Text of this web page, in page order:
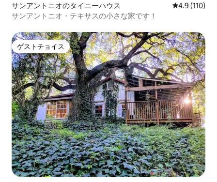
サンアントニオのタイニーハウス レビュー110
4.9 (110)
サンアントニオ・テキサスの小さな家です！
ゲストチョイス
ゲストチョイス